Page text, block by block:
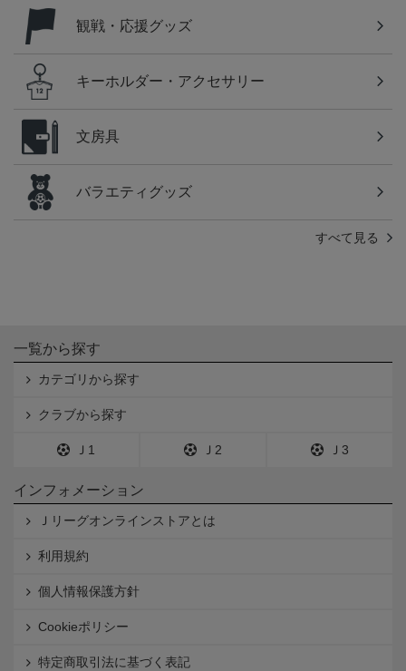
観戦・応援グッズ
キーホルダー・アクセサリー
文房具
バラエティグッズ
すべて見る
一覧から探す
カテゴリから探す
クラブから探す
Ｊ1 Ｊ2 Ｊ3
インフォメーション
Ｊリーグオンラインストアとは
利用規約
個人情報保護方針
Cookieポリシー
特定商取引法に基づく表記